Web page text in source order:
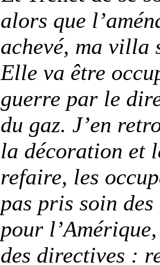
alors que
achevé, ma villa
Elle va être
guerre par le
du gaz. J’en
la décoration et
refaire, les
pas pris soin
pour
des directives :